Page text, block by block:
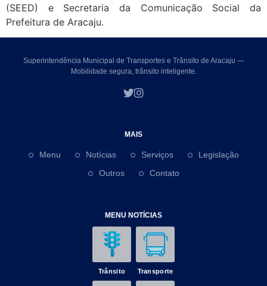
(SEED) e Secretaria da Comunicação Social da
Prefeitura de Aracaju.
Superintendência Municipal de Transportes e Trânsito de Aracaju —
Mobilidade segura, trânsito inteligente.
MAIS
Menu Notícias Serviços
Legislação
Outros
Contato
MENU NOTÍCIAS
Trânsito Transporte